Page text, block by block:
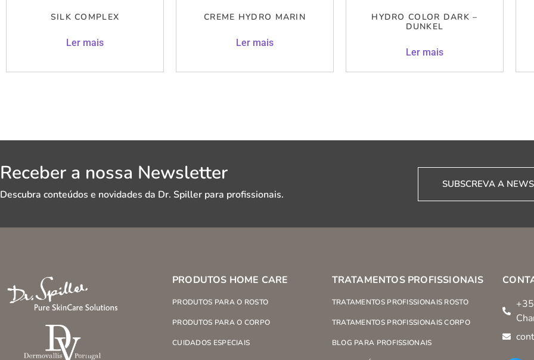
SILK COMPLEX
Ler mais
CREME HYDRO MARIN
Ler mais
HYDRO COLOR DARK –
DUNKEL
Ler mais
Receber a nossa Newsletter
Descubra conteúdos e novidades da Dr. Spiller para profissionais.
SUBSCREVA A
PRODUTOS HOME CARE
PRODUTOS PARA O ROSTO
PRODUTOS PARA O CORPO
CUIDADOS ESPECIAIS
TRATAMENTOS PROFISSIONAIS
TRATAMENTOS PROFISSIONAIS ROSTO
TRATAMENTOS PROFISSIONAIS CORPO
BLOG PARA PROFISSIONAIS